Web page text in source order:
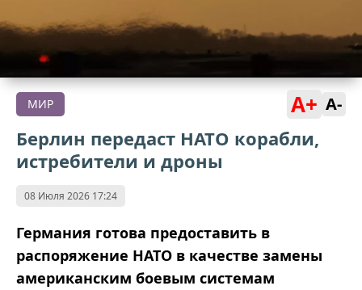
МИР A+ A-
Берлин передаст НАТО корабли,
истребители и дроны
08 Июля 2026 17:24
Германия готова предоставить в
распоряжение НАТО в качестве замены
американским боевым системам